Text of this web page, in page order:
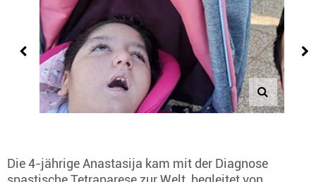
Die 4-jährige Anastasija kam mit der Diagnose